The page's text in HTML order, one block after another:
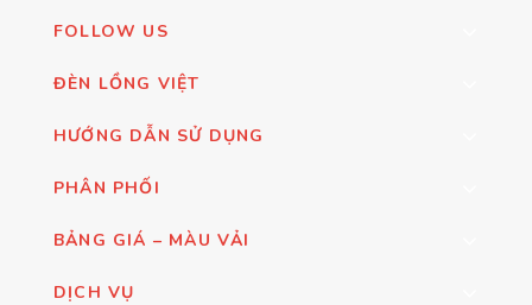
FOLLOW US
ĐÈN LỒNG VIỆT
HƯỚNG DẪN SỬ DỤNG
PHÂN PHỐI
BẢNG GIÁ – MÀU VẢI
DỊCH VỤ